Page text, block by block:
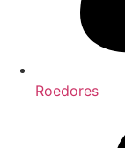
Roedores